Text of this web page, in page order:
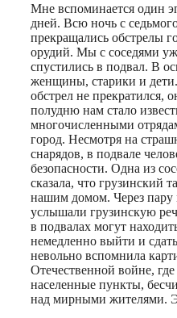
Мне вспоминается один
дней. Всю ночь с
прекращались обстрелы
орудий. Мы с соседями
спустились в подвал. В
женщины, старики и
обстрел не прекратился,
полудню нам стало
многочисленными
город. Несмотря на
снарядов, в подвале
безопасности. Одна из
сказала, что грузинский
нашим домом. Через
услышали грузинскую
в подвалах могут
немедленно выйти и
невольно вспомнила
Отечественной войне,
населенные пункты,
над мирными жителями.